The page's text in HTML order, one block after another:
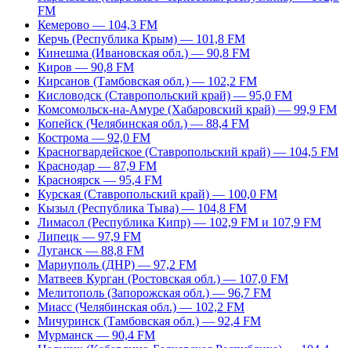
FM
Кемерово — 104,3 FM
Керчь (Республика Крым) — 101,8 FM
Кинешма (Ивановская обл.) — 90,8 FM
Киров — 90,8 FM
Кирсанов (Тамбовская обл.) — 102,2 FM
Кисловодск (Ставропольский край) — 95,0 FM
Комсомольск-на-Амуре (Хабаровский край) — 99,9 FM
Копейск (Челябинская обл.) — 88,4 FM
Кострома — 92,0 FM
Красногвардейское (Ставропольский край) — 104,5 FM
Краснодар — 87,9 FM
Красноярск — 95,4 FM
Курская (Ставропольский край) — 100,0 FM
Кызыл (Республика Тыва) — 104,8 FM
Лимасол (Республика Кипр) — 102,9 FM и 107,9 FM
Липецк — 97,9 FM
Луганск — 88,8 FM
Мариуполь (ДНР) — 97,2 FM
Матвеев Курган (Ростовская обл.) — 107,0 FM
Мелитополь (Запорожская обл.) — 96,7 FM
Миасс (Челябинская обл.) — 102,2 FM
Мичуринск (Тамбовская обл.) — 92,4 FM
Мурманск — 90,4 FM